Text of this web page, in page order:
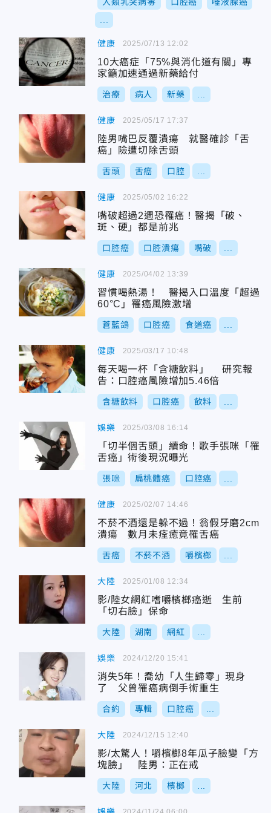
健康
10大癌症「75%與消化道有關」專
家籲加速通過新藥給付
治療 病人 新藥
2025/07/13 12:02
健康
陸男嘴巴反覆潰瘍 就醫確診「舌
癌」險遭切除舌頭
舌頭 舌癌 口腔
2025/05/17 17:37
健康
嘴破超過2週恐罹癌！醫揭「破、
斑、硬」都是前兆
口腔癌 口腔潰瘍 嘴破
2025/05/02 16:22
健康
習慣喝熱湯！ 醫揭入口溫度「超過
60°C」罹癌風險激增
蒼藍鴿 口腔癌 食道癌
2025/04/02 13:39
健康
每天喝一杯「含糖飲料」 研究報
告：口腔癌風險增加5.46倍
含糖飲料 口腔癌 飲料
2025/03/17 10:48
娛樂
「切半個舌頭」續命！歌手張咪「罹
舌癌」術後現況曝光
張咪 扁桃體癌 口腔癌
2025/03/08 16:14
健康
不菸不酒還是躲不過！翁假牙磨2cm
潰瘍 數月未痊癒竟罹舌癌
舌癌 不菸不酒 嚼檳榔
2025/02/07 14:46
大陸
影/陸女網紅嗜嚼檳榔癌逝 生前
「切右臉」保命
大陸 湖南 網紅
2025/01/08 12:34
娛樂
消失5年！喬幼「人生歸零」現身
了 父曾罹癌病倒手術重生
合約 專輯 口腔癌
2024/12/20 15:41
大陸
影/太驚人！嚼檳榔8年瓜子臉變「方
塊臉」 陸男：正在戒
大陸 河北 檳榔
2024/12/15 12:40